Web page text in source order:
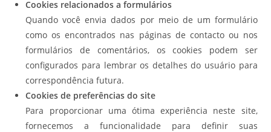
Cookies relacionados a formulários
Quando você envia dados por meio de um formulário
como os encontrados nas páginas de contacto ou nos
formulários de comentários, os cookies podem ser
configurados para lembrar os detalhes do usuário para
correspondência futura.
Cookies de preferências do site
Para proporcionar uma ótima experiência neste site,
fornecemos a funcionalidade para definir suas